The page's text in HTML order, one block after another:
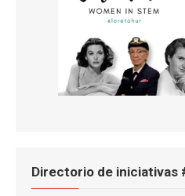
Directorio de iniciativas